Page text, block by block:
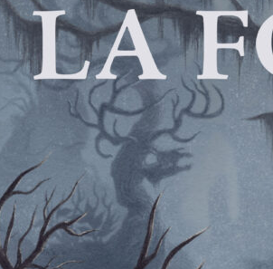
:
L’Atalante
le22/05/2025